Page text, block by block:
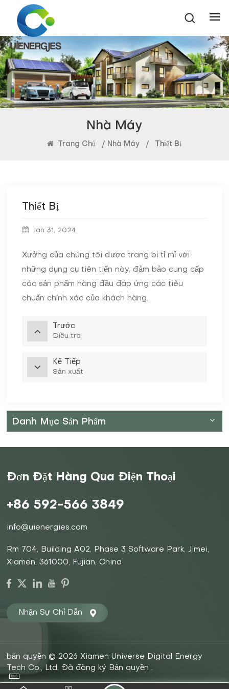
Nhà Máy
Trang Chủ / Nhà Máy / Thiết Bị
Thiết Bị
Jan 31, 2024
Xưởng của chúng tôi được trang bị tỉ mỉ với
những dụng cụ tiên tiến này, đảm bảo cung cấp
các sản phẩm hàng đầu đáp ứng các tiêu
chuẩn chính xác của khách hàng.
Trước
Điều tra
Kế Tiếp
Sản xuất
Danh Mục Sản Phẩm
Đơn Đặt Hàng Qua Điện Thoại
+86 592-566 3849
info@uienergies.com
Rm 704, Building A02, Phase 3 Software Park, Jimei,
Xiamen, 361000, Fujian, China
Nhận Sự Chỉ Dẫn
bản quyền © 2026 Xiamen Universe Digital Energy
Tech Co., Ltd. Đã đăng ký Bản quyền .